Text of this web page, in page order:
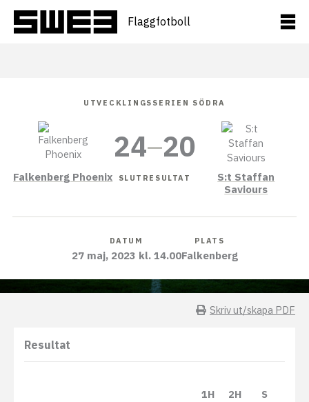
innehåll
Flaggfotboll
UTVECKLINGSSERIEN SÖDRA
Falkenberg Phoenix
24–20
SLUTRESULTAT
S:t Staffan
Saviours
DATUM
27 maj, 2023 kl. 14.00
PLATS
Falkenberg
Skriv ut/skapa PDF
Resultat
1H 2H S